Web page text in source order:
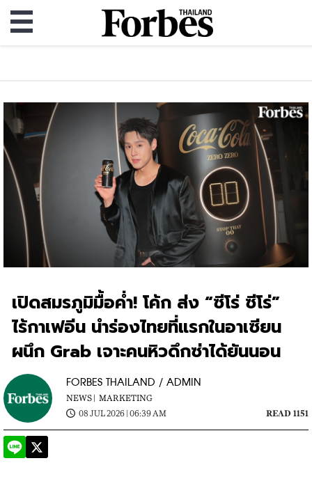
เปิดสมรภูมิมื้อค่ำ! โค้ก ส่ง “ซีโร่ ซีโร่”
ไร้กาเฟอีน นำร่องไทยที่แรกในอาเซียน
ผนึก Grab เจาะคนหิวดึกซ่าได้ยันนอน
FORBES THAILAND / ADMIN
NEWS | MARKETING
08 JUL 2026 | 06:39 AM
READ 1151